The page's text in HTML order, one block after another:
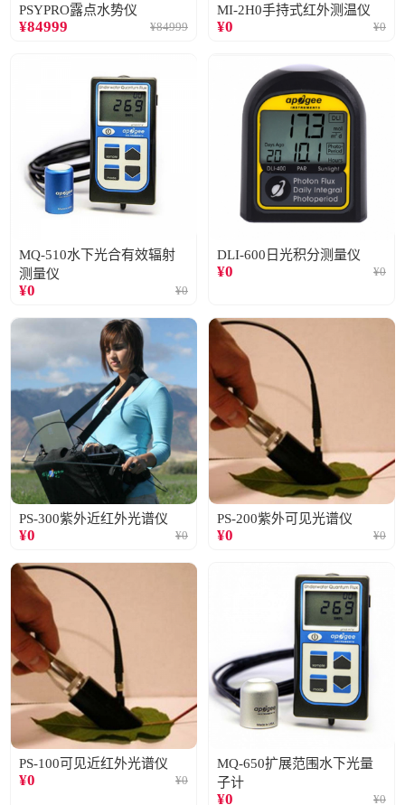
PSYPRO露点水势仪
¥84999 ¥84999
MI-2H0手持式红外测温仪
¥0 ¥0
MQ-510水下光合有效辐射
测量仪
¥0 ¥0
DLI-600日光积分测量仪
¥0 ¥0
PS-300紫外近红外光谱仪
¥0 ¥0
PS-200紫外可见光谱仪
¥0 ¥0
PS-100可见近红外光谱仪
¥0 ¥0
MQ-650扩展范围水下光量
子计
¥0 ¥0